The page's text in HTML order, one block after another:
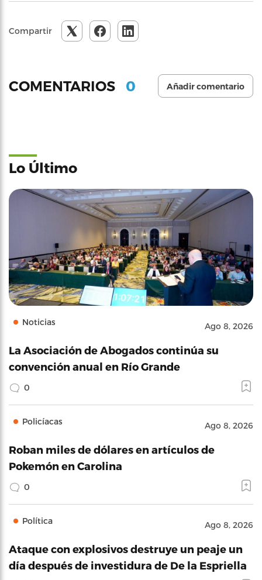
Compartir
COMENTARIOS 0 Añadir comentario
Lo Último
Noticias Ago 8, 2026
La Asociación de Abogados continúa su
convención anual en Río Grande
0
Policíacas Ago 8, 2026
Roban miles de dólares en artículos de
Pokemón en Carolina
0
Política Ago 8, 2026
Ataque con explosivos destruye un peaje un
día después de investidura de De la Espriella